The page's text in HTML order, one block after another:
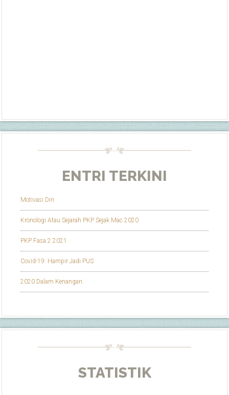
ENTRI TERKINI
Motivasi Diri
Kronologi Atau Sejarah PKP Sejak Mac 2020
PKP Fasa 2 2021
Covid-19: Hampir Jadi PUS
2020 Dalam Kenangan
STATISTIK